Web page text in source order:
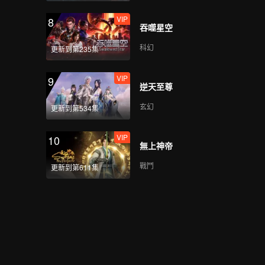
8
更新到第235集
VIP
吞噬星空
科幻
9
更新到第534集
VIP
逆天至尊
玄幻
10
更新到第611集
VIP
無上神帝
戰鬥